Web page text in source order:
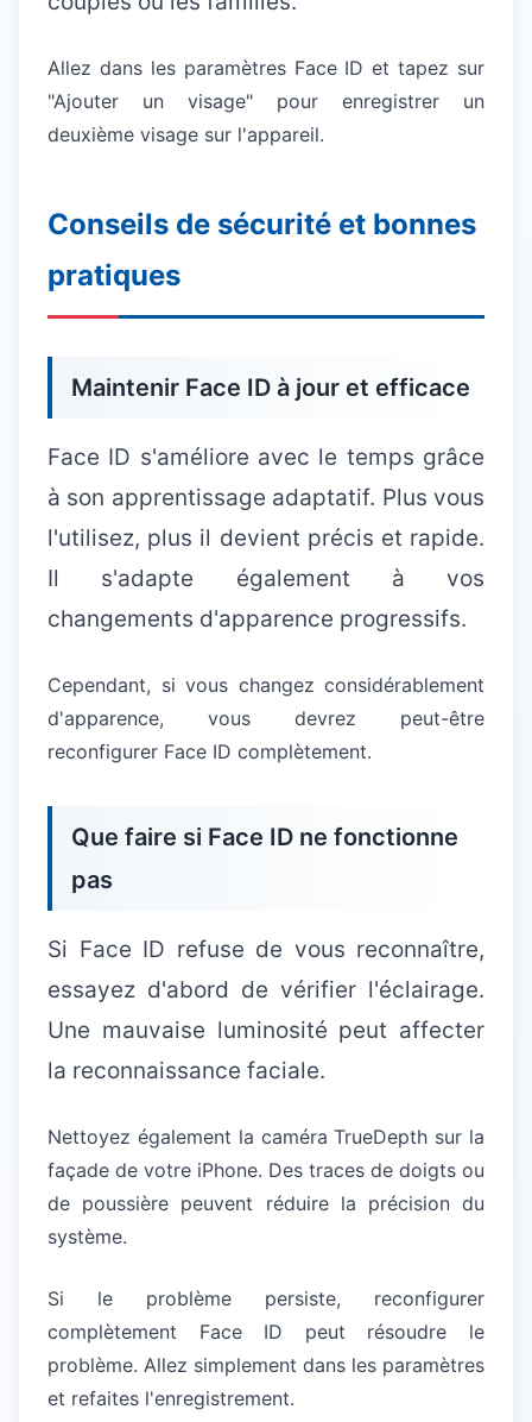
Allez dans les paramètres Face ID et tapez sur
"Ajouter un visage" pour enregistrer un
deuxième visage sur l'appareil.
Conseils de sécurité et bonnes
pratiques
Maintenir Face ID à jour et efficace
Face ID s'améliore avec le temps grâce
à son apprentissage adaptatif. Plus vous
l'utilisez, plus il devient précis et rapide.
Il s'adapte également à vos
changements d'apparence progressifs.
Cependant, si vous changez considérablement
d'apparence, vous devrez peut-être
reconfigurer Face ID complètement.
Que faire si Face ID ne fonctionne
pas
Si Face ID refuse de vous reconnaître,
essayez d'abord de vérifier l'éclairage.
Une mauvaise luminosité peut affecter
la reconnaissance faciale.
Nettoyez également la caméra TrueDepth sur la
façade de votre iPhone. Des traces de doigts ou
de poussière peuvent réduire la précision du
système.
Si le problème persiste, reconfigurer
complètement Face ID peut résoudre le
problème. Allez simplement dans les paramètres
et refaites l'enregistrement.